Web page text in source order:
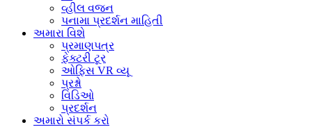
વ્હીલ વજન
પનામા પ્રદર્શન માહિતી
અમારા વિશે
પ્રમાણપત્ર
ફેક્ટરી ટૂર
ઓફિસ VR વ્યૂ
પ્રશ્નો
વિડિઓ
પ્રદર્શન
અમારો સંપર્ક કરો